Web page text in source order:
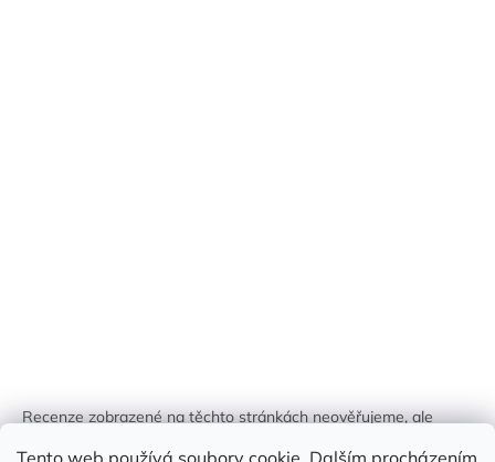
Tento web používá soubory cookie. Dalším procházením
Recenze zobrazené na těchto stránkách neověřujeme, ale